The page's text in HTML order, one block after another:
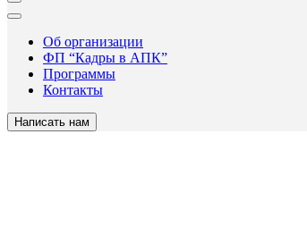
Об организации
ФП “Кадры в АПК”
Программы
Контакты
Написать нам